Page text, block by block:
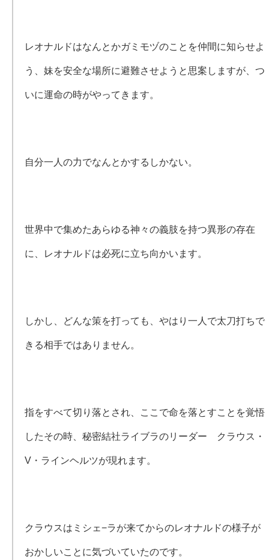
レオナルドはなんとかガミモヅのことを仲間に知らせよ
う、妹を安全な場所に避難させようと思案しますが、つ
いに運命の時がやってきます。
自分一人の力でなんとかするしかない。
世界中で集めたあらゆる神々の義肢を持つ異形の存在
に、レオナルドは必死に立ち向かいます。
しかし、どんな策を打っても、やはり一人で太刀打ちで
きる相手ではありません。
指をすべて切り落とされ、ここで命を落とすことを覚悟
したその時、秘密結社ライブラのリーダー クラウス・
V・ラインヘルツが現れます。
クラウスはミシェ−ラが来てからのレオナルドの様子が
おかしいことに気づいていたのです。